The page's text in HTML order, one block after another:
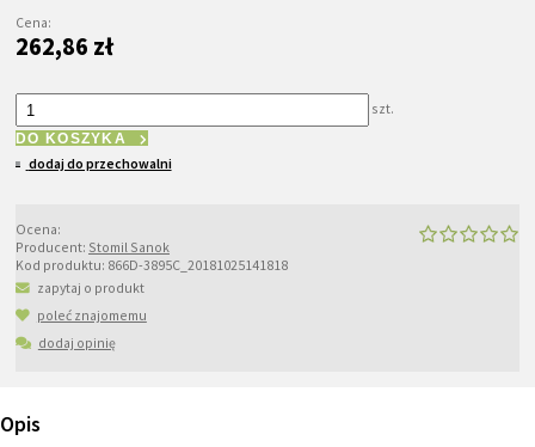
Cena:
262,86 zł
szt.
DO KOSZYKA
dodaj do przechowalni
Ocena:
Producent: Stomil Sanok
Kod produktu: 866D-3895C_20181025141818
zapytaj o produkt
poleć znajomemu
dodaj opinię
Opis